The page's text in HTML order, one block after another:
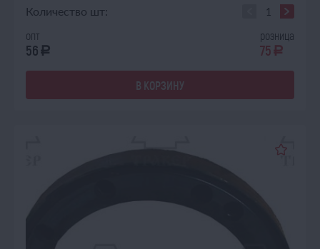
Количество шт:
опт
56 a
розница
75 a
В КОРЗИНУ